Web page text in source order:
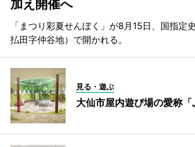
加え開催へ
「まつり彩夏せんぼく」が8月15日、国指定
払田字仲谷地）で開かれる。
見る・遊ぶ
大仙市屋内遊び場の愛称